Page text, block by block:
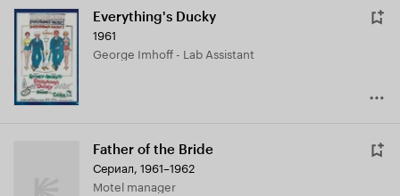
Everything's Ducky
1961
George Imhoff - Lab Assistant
Father of the Bride
Сериал, 1961–1962
Motel manager